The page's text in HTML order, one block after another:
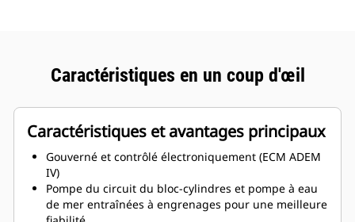
Caractéristiques en un coup d'œil
Caractéristiques et avantages principaux
Gouverné et contrôlé électroniquement (ECM ADEM
IV)
Pompe du circuit du bloc-cylindres et pompe à eau
de mer entraînées à engrenages pour une meilleure